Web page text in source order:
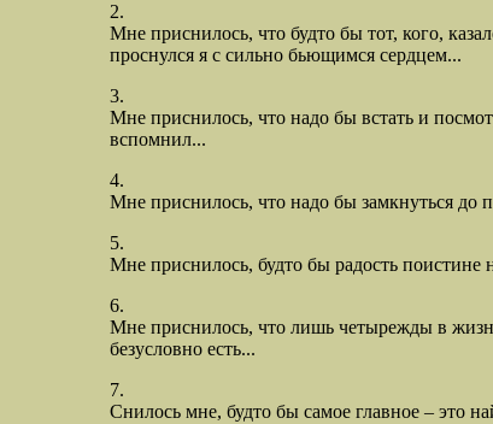
2.
Мне приснилось, что будто бы тот, кого,
проснулся я с сильно бьющимся сердцем...
3.
Мне приснилось, что надо бы встать и
вспомнил...
4.
Мне приснилось, что надо бы замкнуться
5.
Мне приснилось, будто бы радость
6.
Мне приснилось, что лишь четырежды в
безусловно есть...
7.
Снилось мне, будто бы самое главное – это